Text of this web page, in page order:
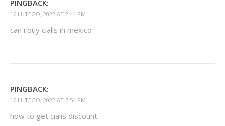
PINGBACK:
16 LUTEGO, 2022 AT 2:44 PM
can i buy cialis in mexico
PINGBACK:
16 LUTEGO, 2022 AT 7:54 PM
how to get cialis discount